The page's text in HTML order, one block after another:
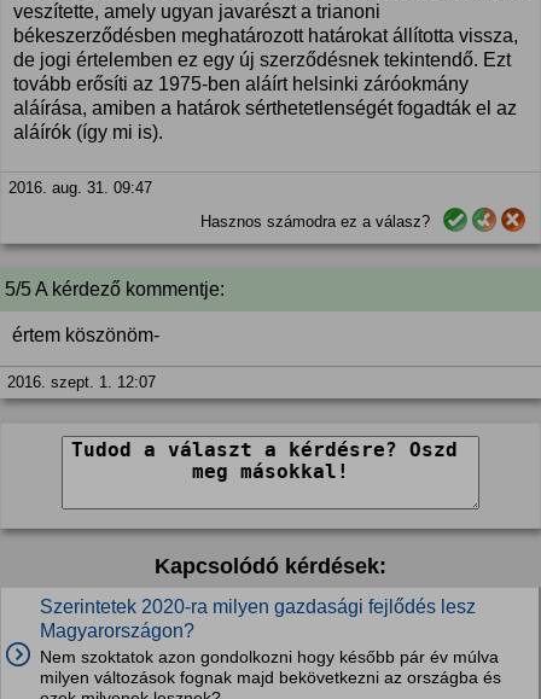
veszítette, amely ugyan javarészt a trianoni
békeszerződésben meghatározott határokat állította vissza,
de jogi értelemben ez egy új szerződésnek tekintendő. Ezt
tovább erősíti az 1975-ben aláírt helsinki záróokmány
aláírása, amiben a határok sérthetetlenségét fogadták el az
aláírók (így mi is).
2016. aug. 31. 09:47
Hasznos számodra ez a válasz?
5/5 A kérdező kommentje:
értem köszönöm-
2016. szept. 1. 12:07
Kapcsolódó kérdések:
Szerintetek 2020-ra milyen gazdasági fejlődés lesz
Magyarországon?
Nem szoktatok azon gondolkozni hogy később pár év múlva
milyen változások fognak majd bekövetkezni az országba és